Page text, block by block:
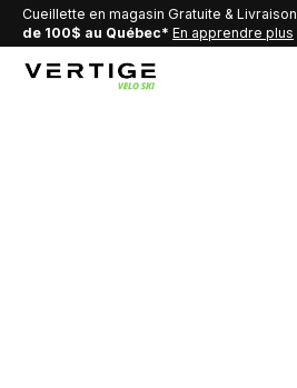
Cueillette en magasin Gratuite & Livraison
de 100$ au Québec* En apprendre plus